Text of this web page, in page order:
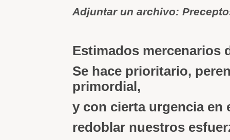
Adjuntar un archivo:
Estimados mercenarios
Se hace prioritario,
primordial,
y con cierta urgencia en
redoblar nuestros